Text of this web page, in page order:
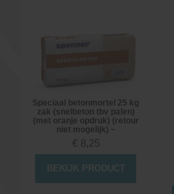
Speciaal betonmortel 25 kg
zak (snelbeton tbv palen)
(met oranje opdruk) (retour
niet mogelijk) ~
€ 8,25
BEKIJK PRODUCT